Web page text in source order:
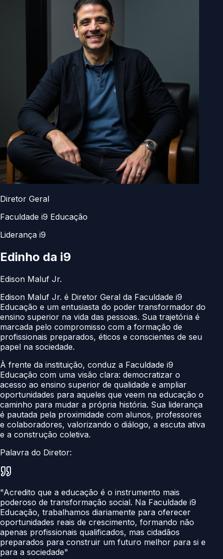
Diretor Geral
Faculdade i9 Educação
Liderança i9
Edinho da i9
Edison Maluf Jr.
Edison Maluf Jr. é Diretor Geral da Faculdade i9
Educação e um entusiasta do poder transformador do
ensino superior na vida das pessoas. Sua trajetória é
marcada pelo compromisso com a formação de
profissionais preparados, éticos e conscientes de seu
papel na sociedade.
À frente da instituição, conduz a Faculdade i9
Educação com uma visão clara: democratizar o
acesso ao ensino superior de qualidade e ampliar
oportunidades para aqueles que veem na educação o
caminho para mudar a própria história. Sua liderança
é pautada pela proximidade com alunos, professores
e colaboradores, valorizando o diálogo, a escuta ativa
e a construção coletiva.
Palavra do Diretor:
"Acredito que a educação é o instrumento mais
poderoso de transformação social. Na Faculdade i9
Educação, trabalhamos diariamente para oferecer
oportunidades reais de crescimento, formando não
apenas profissionais qualificados, mas cidadãos
preparados para construir um futuro melhor para si e
para a sociedade"